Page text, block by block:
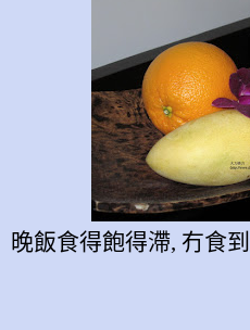
晚飯食得飽得滯, 冇食